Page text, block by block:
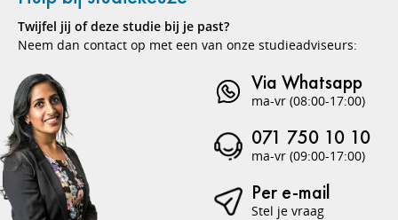
Twijfel jij of deze studie bij je past?
Neem dan contact op met een van onze studieadviseurs:
Via Whatsapp
ma-vr (08:00-17:00)
071 750 10 10
ma-vr (09:00-17:00)
Per e-mail
Stel je vraag